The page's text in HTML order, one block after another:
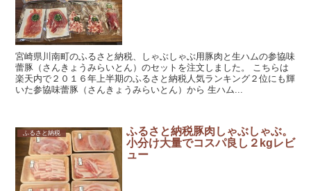
宮崎県川南町のふるさと納税、しゃぶしゃぶ用豚肉と生ハムの参協味
蕾豚（さんきょうみらいとん）のセットを注文しました。 こちらは
楽天内で２０１６年上半期のふるさと納税人気ランキング２位にも輝
いた参協味蕾豚（さんきょうみらいとん）から 生ハム...
ふるさと納税
ふるさと納税豚肉しゃぶしゃぶ。
小分け大量でコスパ良し２kgレビ
ュー